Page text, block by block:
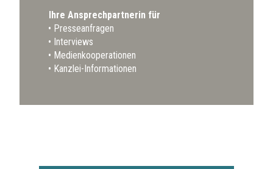
Ihre Ansprechpartnerin für
Presseanfragen
Interviews
Medienkooperationen
Kanzlei-Informationen